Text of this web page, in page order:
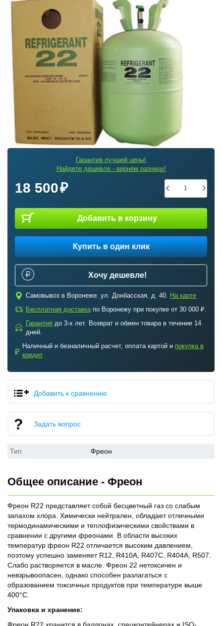
Гарантия лучшей цены!
Найдете дешевле - вернём разницу!
18 500
Добавить в корзину
Купить в один клик
Хочу дешевле!
c Самовывоз в Воронеже: ул. Донбасская, д. 40. На карте
a Бесплатная доставкапо Воронежу при покупке от 30 000 ₽.
b
Гарантия до 3-х лет. Возврат и обмен товара в течение 14
дней.
₽
Наличный и безналичный расчет, оплата картой и покупка в
кредит
Добавить к сравнению
Задать вопрос
Тип Фреон
Общее описание - Фреон
Фреон R22 представляет собой бесцветный газ со слабым
запахом хлора. Химически нейтрален, обладает отличными
термодинамическими и теплофизическими свойствами в
сравнении с другими фреонами. В области высоких
температур фреон R22 отличается высоким давлением,
поэтому успешно заменяет R12, R410A, R407C, R404A, R507.
Слабо растворяется в масле. Фреон 22 нетоксичен и
невзрывоопасен, однако способен разлагаться с
образованием токсичных продуктов при температуре выше
400°С.
Упаковка и хранение: